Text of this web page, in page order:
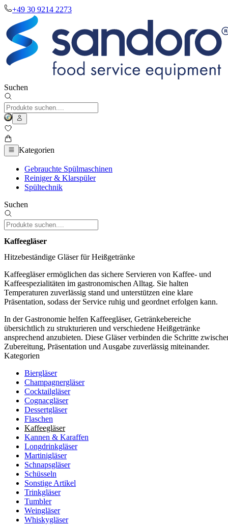
+49 30 9214 2273
Suchen
Kategorien
Gebrauchte Spülmaschinen
Reiniger & Klarspüler
Spültechnik
Suchen
Kaffeegläser
Hitzebeständige Gläser für Heißgetränke
Kaffeegläser ermöglichen das sichere Servieren von Kaffee- und
Kaffeespezialitäten im gastronomischen Alltag. Sie halten
Temperaturen zuverlässig stand und unterstützen eine klare
Präsentation, sodass der Service ruhig und geordnet erfolgen kann.
In der Gastronomie helfen Kaffeegläser, Getränkebereiche
übersichtlich zu strukturieren und verschiedene Heißgetränke
ansprechend anzubieten. Diese Gläser verbinden die Schritte
Zubereitung, Präsentation und Ausgabe zuverlässig miteinander.
Kategorien
Biergläser
Champagnergläser
Cocktailgläser
Cognacgläser
Dessertgläser
Flaschen
Kaffeegläser
Kannen & Karaffen
Longdrinkgläser
Martinigläser
Schnapsgläser
Schüsseln
Sonstige Artikel
Trinkgläser
Tumbler
Weingläser
Whiskygläser